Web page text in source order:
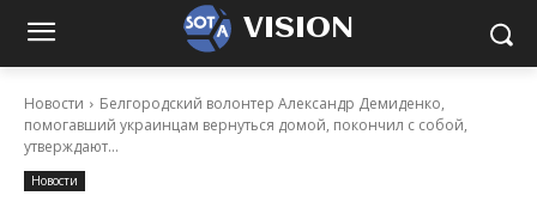
VISION
Новости
Белгородский волонтер Александр Демиденко,
помогавший украинцам вернуться домой, покончил с собой,
утверждают...
Новости